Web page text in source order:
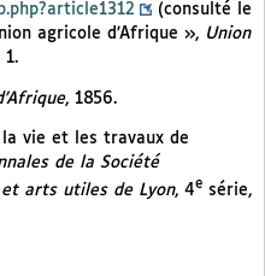
(consulté le
agricole d’Afrique », Union
1.
, 1856.
vie et les travaux de
de la Société
arts utiles de Lyon, 4e série,